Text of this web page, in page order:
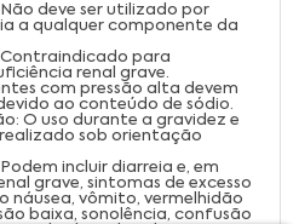
Não deve ser utilizado por
a qualquer componente da
Contraindicado para
renal grave.
com pressão alta devem
ao conteúdo de sódio.
O uso durante a gravidez e
sob orientação
incluir diarreia e, em
grave, sintomas de excesso
náusea, vômito, vermelhidão
baixa, sonolência, confusão